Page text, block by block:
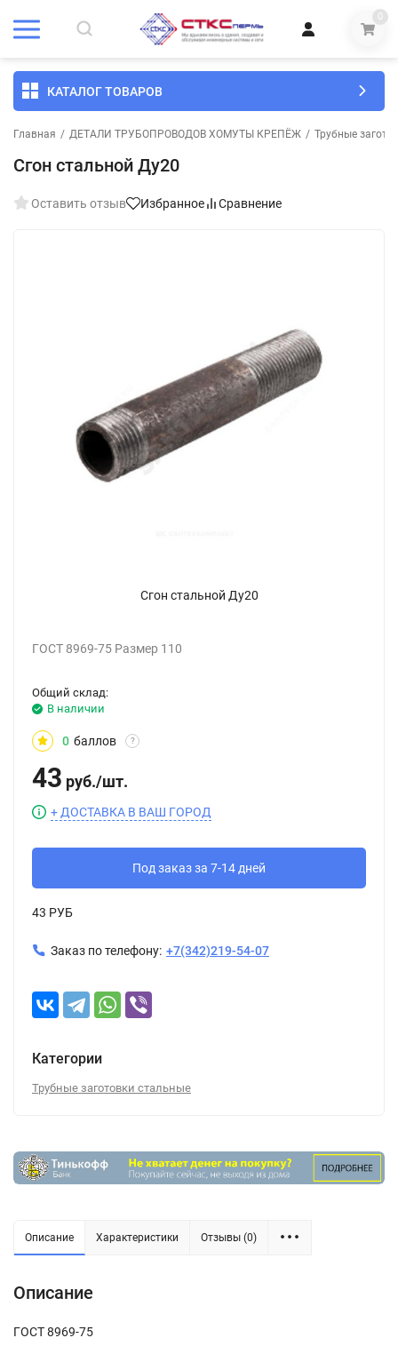
0
КАТАЛОГ ТОВАРОВ
Главная / ДЕТАЛИ ТРУБОПРОВОДОВ ХОМУТЫ КРЕПЁЖ / Трубные
Сгон стальной Ду20
Оставить отзыв Избранное Сравнение
Сгон стальной Ду20
ГОСТ 8969-75 Размер 110
Общий склад:
В наличии
0 баллов ?
43 руб./шт.
+ ДОСТАВКА В ВАШ ГОРОД
Под заказ за 7-14 дней
43 РУБ
Заказ по телефону: +7(342)219-54-07
Категории
Трубные заготовки стальные
Описание Характеристики Отзывы (0)
Описание
ГОСТ 8969-75